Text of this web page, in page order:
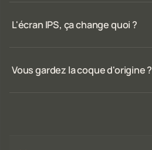
L'écran IPS, ça change quoi ?
Vous gardez la coque d'origine ?